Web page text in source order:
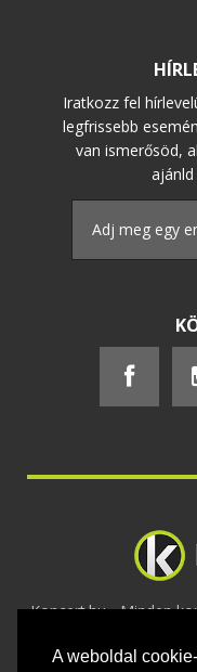
A weboldal
Iratkozz fel
legfrissebb
van ismerősöd,
Koncert.hu - Minden
2020